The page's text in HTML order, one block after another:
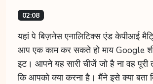
02:08
यहां पे बिज़नेस एनालिटिक्स एंड केपीआई
आप एक काम कर सकते हो माय Google
इट। आपने यह सारी चीजें जो है ना वह पूरी
कि आपको क्या करना है। मैंने इसे क्या बता